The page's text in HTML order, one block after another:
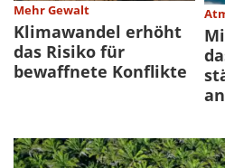
Mehr Gewalt
Klimawandel erhöht
das Risiko für
bewaffnete Konflikte